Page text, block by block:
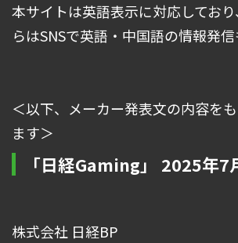
本サイトは英語表示に対応してお
らはSNSで英語・中国語の情報発信
＜以下、メーカー発表文の内容を
ます＞
「日経Gaming」 2025年7
株式会社 日経BP